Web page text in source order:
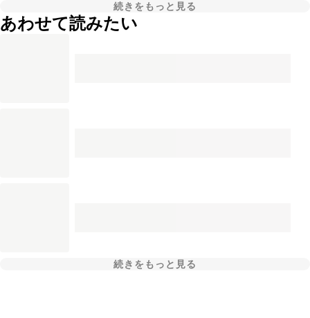
続きをもっと見る
あわせて読みたい
続きをもっと見る